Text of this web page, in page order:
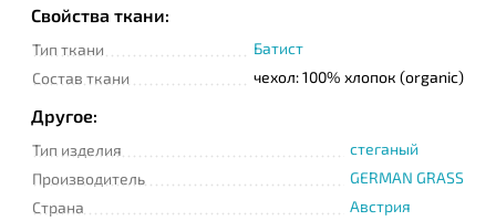
Свойства ткани:
Тип ткани
Батист
Состав ткани
чехол: 100% хлопок (organic)
Другое:
Тип изделия
стеганый
Производитель
GERMAN GRASS
Страна
Австрия
Подтверждаю
прочтение и согласие